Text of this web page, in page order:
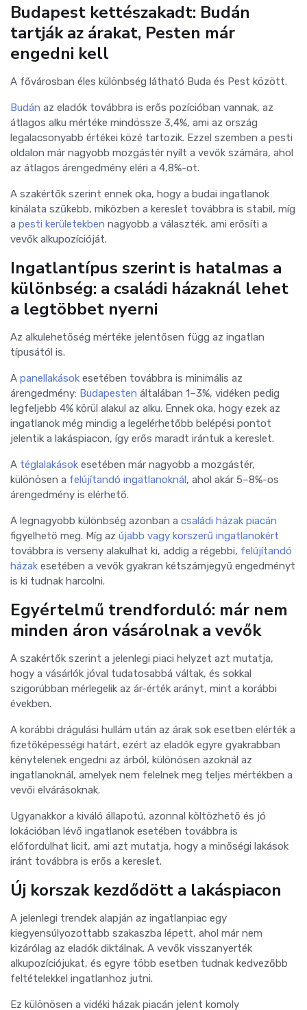
Budapest kettészakadt: Budán
tartják az árakat, Pesten már
engedni kell
A fővárosban éles különbség látható Buda és Pest között.
Budán az eladók továbbra is erős pozícióban vannak, az
átlagos alku mértéke mindössze 3,4%, ami az ország
legalacsonyabb értékei közé tartozik. Ezzel szemben a pesti
oldalon már nagyobb mozgástér nyílt a vevők számára, ahol
az átlagos árengedmény eléri a 4,8%-ot.
A szakértők szerint ennek oka, hogy a budai ingatlanok
kínálata szűkebb, miközben a kereslet továbbra is stabil, míg
a pesti kerületekben nagyobb a választék, ami erősíti a
vevők alkupozícióját.
Ingatlantípus szerint is hatalmas a
különbség: a családi házaknál lehet
a legtöbbet nyerni
Az alkulehetőség mértéke jelentősen függ az ingatlan
típusától is.
A panellakások esetében továbbra is minimális az
árengedmény: Budapesten általában 1–3%, vidéken pedig
legfeljebb 4% körül alakul az alku. Ennek oka, hogy ezek az
ingatlanok még mindig a legelérhetőbb belépési pontot
jelentik a lakáspiacon, így erős maradt irántuk a kereslet.
A téglalakások esetében már nagyobb a mozgástér,
különösen a felújítandó ingatlanoknál, ahol akár 5–8%-os
árengedmény is elérhető.
A legnagyobb különbség azonban a családi házak piacán
figyelhető meg. Míg az újabb vagy korszerű ingatlanokért
továbbra is verseny alakulhat ki, addig a régebbi, felújítandó
házak esetében a vevők gyakran kétszámjegyű engedményt
is ki tudnak harcolni.
Egyértelmű trendforduló: már nem
minden áron vásárolnak a vevők
A szakértők szerint a jelenlegi piaci helyzet azt mutatja,
hogy a vásárlók jóval tudatosabbá váltak, és sokkal
szigorúbban mérlegelik az ár-érték arányt, mint a korábbi
években.
A korábbi drágulási hullám után az árak sok esetben elérték a
fizetőképességi határt, ezért az eladók egyre gyakrabban
kénytelenek engedni az árból, különösen azoknál az
ingatlanoknál, amelyek nem felelnek meg teljes mértékben a
vevői elvárásoknak.
Ugyanakkor a kiváló állapotú, azonnal költözhető és jó
lokációban lévő ingatlanok esetében továbbra is
előfordulhat licit, ami azt mutatja, hogy a minőségi lakások
iránt továbbra is erős a kereslet.
Új korszak kezdődött a lakáspiacon
A jelenlegi trendek alapján az ingatlanpiac egy
kiegyensúlyozottabb szakaszba lépett, ahol már nem
kizárólag az eladók diktálnak. A vevők visszanyerték
alkupozíciójukat, és egyre több esetben tudnak kedvezőbb
feltételekkel ingatlanhoz jutni.
Ez különösen a vidéki házak piacán jelent komoly